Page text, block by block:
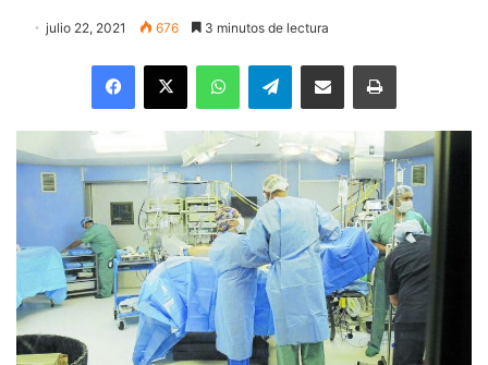
julio 22, 2021 676 3 minutos de lectura
Facebook
X WhatsAppTelegramEnviar vía email Imprimir